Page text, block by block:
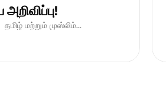
மற்றும் முஸ்லிம்...